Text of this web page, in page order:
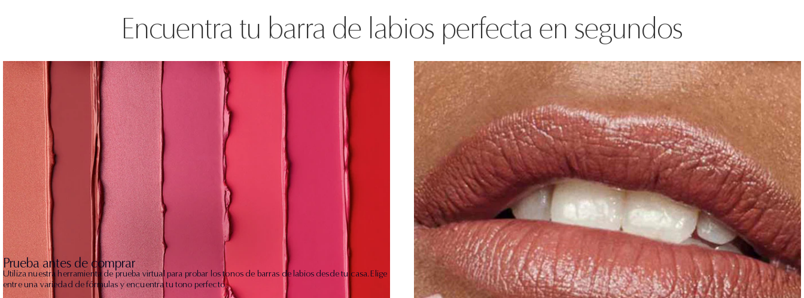
Encuentra tu barra de labios perfecta en segundos
Prueba antes de comprar
Utiliza nuestra herramienta de prueba virtual para probar los tonos de barras de labios desde tu casa. Elige
entre una variedad de fórmulas y encuentra tu tono perfecto.